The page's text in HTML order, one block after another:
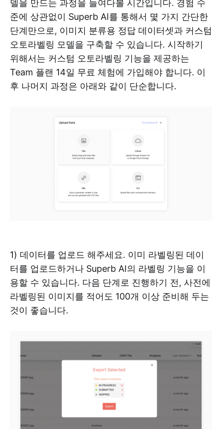
델을 만드는 과정을 들여다볼 시간입니다. 경험 수
준에 상관없이 Superb AI를 통해서 몇 가지 간단한
단계만으로, 이미지 분류용 정답 데이터셋과 커스텀
오토라벨링 모델을 구축할 수 있습니다. 시작하기
위해서는 커스텀 오토라벨링 기능을 제공하는
Team 플랜 14일 무료 체험에 가입해야 합니다. 이
후 나머지 과정은 아래와 같이 단순합니다.
‍1) 데이터를 업로드 해주세요. 이미 라벨링된 데이
터를 업로드하거나 Superb AI의 라벨링 기능을 이
용할 수 있습니다. 다음 단계로 진행하기 전, 사전에
라벨링된 이미지를 적어도 100개 이상 준비해 두는
것이 좋습니다.